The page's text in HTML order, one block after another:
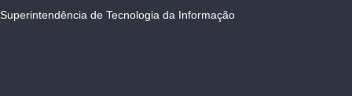
Superintendência de Tecnologia da Informação